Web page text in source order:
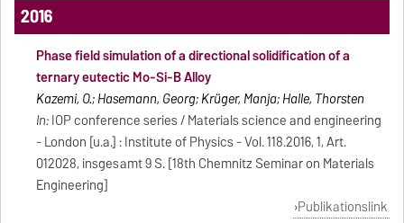
2016
Phase field simulation of a directional solidification of a
ternary eutectic Mo-Si-B Alloy
Kazemi, O.; Hasemann, Georg; Krüger, Manja; Halle, Thorsten
In:IOP conference series / Materials science and engineering
- London [u.a.] : Institute of Physics - Vol. 118.2016, 1, Art.
012028, insgesamt 9 S. [18th Chemnitz Seminar on Materials
Engineering]
Publikationslink